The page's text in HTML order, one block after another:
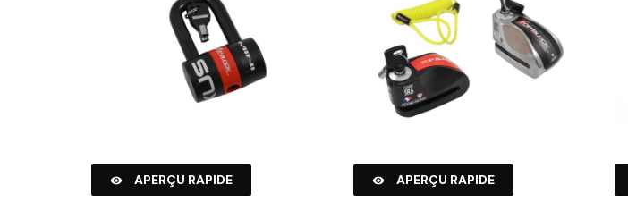
 APERÇU RAPIDE  APERÇU RAPIDE